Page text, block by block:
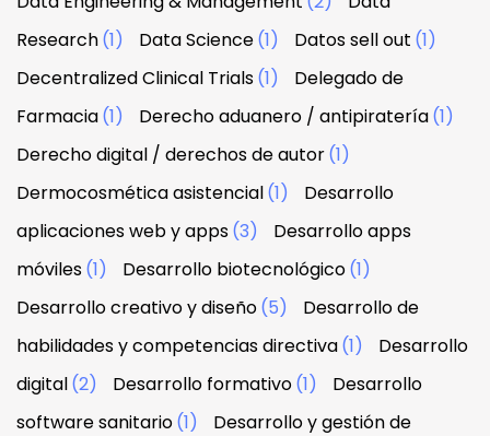
Research(1) Data Science(1) Datos sell out (1)
Decentralized Clinical Trials(1)
Delegado de
Farmacia(1) Derecho aduanero / antipiratería(1)
Derecho digital / derechos de autor(1)
Dermocosmética asistencial(1)
Desarrollo
aplicaciones web y apps(3)
Desarrollo apps
móviles(1) Desarrollo biotecnológico(1)
Desarrollo creativo y diseño(5)
Desarrollo de
habilidades y competencias directiva(1)
Desarrollo
digital(2) Desarrollo formativo(1)
Desarrollo
software sanitario(1)
Desarrollo y gestión de